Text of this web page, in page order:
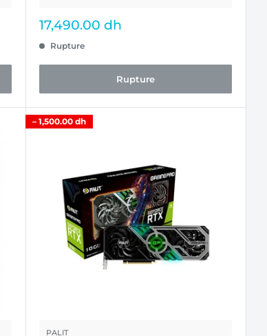
Prix
17,490.00 dh
Rupture
Rupture
– 1,500.00 dh
PALIT